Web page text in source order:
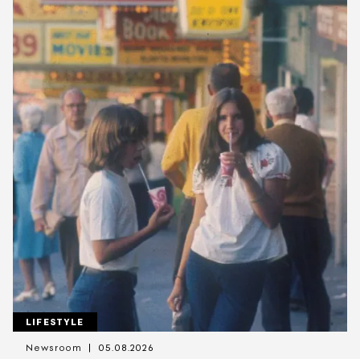
LIFESTYLE
Newsroom 05.08.2026